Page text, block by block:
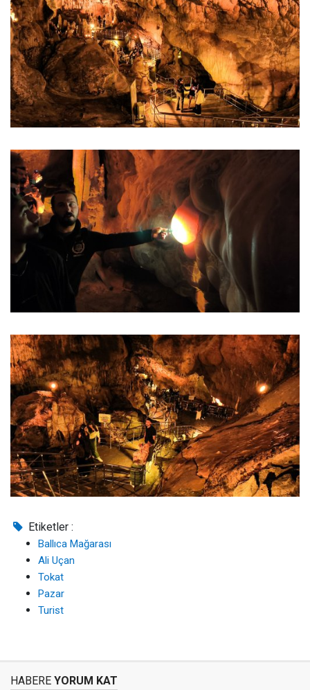
Etiketler :
Ballıca Mağarası
Ali Uçan
Tokat
Pazar
Turist
HABERE YORUM KAT